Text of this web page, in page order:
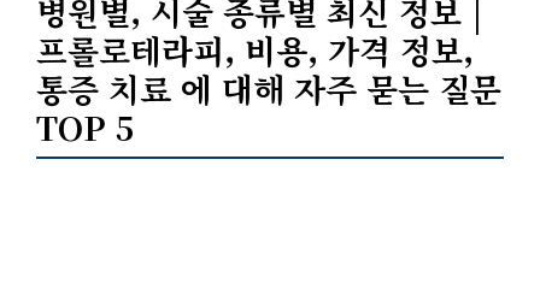
병원별, 시술 종류별 최신 정보 |
프롤로테라피, 비용, 가격 정보,
통증 치료 에 대해 자주 묻는 질문
TOP 5